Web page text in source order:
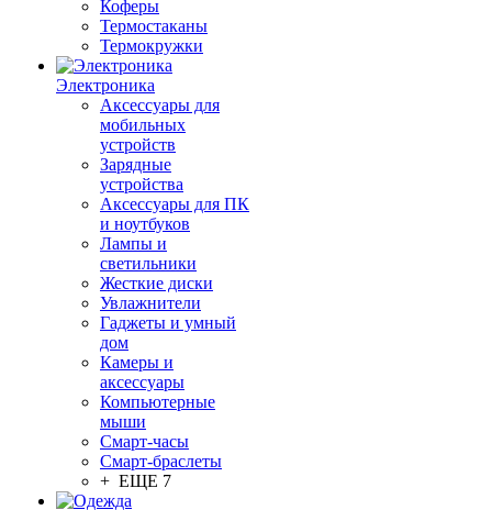
Коферы
Термостаканы
Термокружки
Электроника
Аксессуары для
мобильных
устройств
Зарядные
устройства
Аксессуары для ПК
и ноутбуков
Лампы и
светильники
Жесткие диски
Увлажнители
Гаджеты и умный
дом
Камеры и
аксессуары
Компьютерные
мыши
Смарт-часы
Смарт-браслеты
+ ЕЩЕ 7